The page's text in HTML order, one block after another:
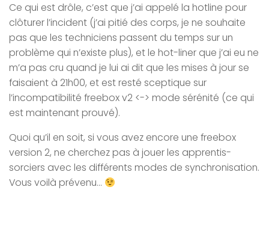
Ce qui est drôle, c’est que j’ai appelé la hotline pour
clôturer l’incident (j’ai pitié des corps, je ne souhaite
pas que les techniciens passent du temps sur un
problème qui n’existe plus), et le hot-liner que j’ai eu ne
m’a pas cru quand je lui ai dit que les mises à jour se
faisaient à 21h00, et est resté sceptique sur
l’incompatibilité freebox v2 <-> mode sérénité (ce qui
est maintenant prouvé).
Quoi qu’il en soit, si vous avez encore une freebox
version 2, ne cherchez pas à jouer les apprentis-
sorciers avec les différents modes de synchronisation.
Vous voilà prévenu…